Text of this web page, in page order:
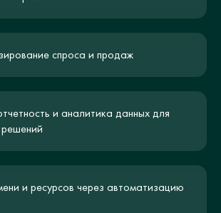
спроса и продаж
и аналитика данных для
и ресурсов через автоматизацию